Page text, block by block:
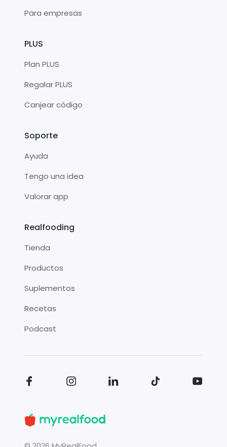
Para empresas
PLUS
Plan PLUS
Regalar PLUS
Canjear código
Soporte
Ayuda
Tengo una idea
Valorar app
Realfooding
Tienda
Productos
Suplementos
Recetas
Podcast